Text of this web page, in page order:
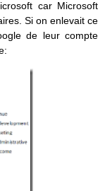
car Microsoft
Si on enlevait ce
de leur compte